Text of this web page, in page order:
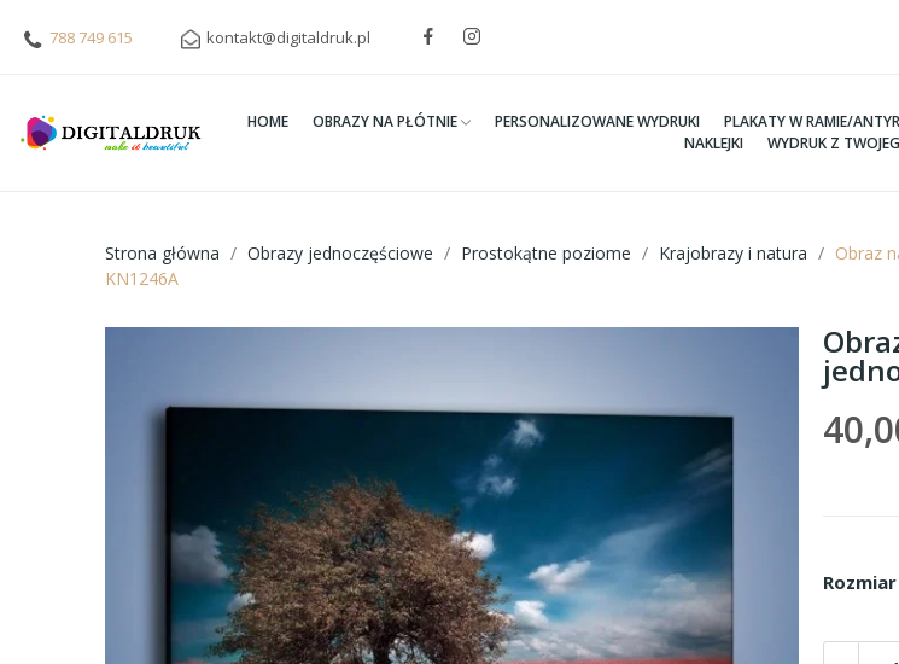
788 749 615 kontakt@digitaldruk.pl
HOME OBRAZY NA PŁÓTNIE PERSONALIZOWANE WYDRUKI PLAKATY W RAMIE/
NAKLEJKI
WYDRUK Z
Strona główna Obrazy jednoczęściowe Prostokątne poziome Krajobrazy i natura
Obraz
KN1246A